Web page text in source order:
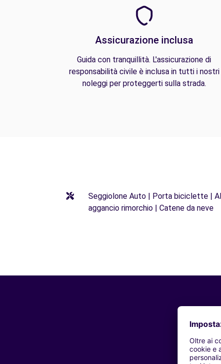
Assicurazione inclusa
Guida con tranquillità. L'assicurazione di
responsabilità civile è inclusa in tutti i nostri
noleggi per proteggerti sulla strada.
Seggiolone Auto | Porta biciclette |
aggancio rimorchio | Catene da neve